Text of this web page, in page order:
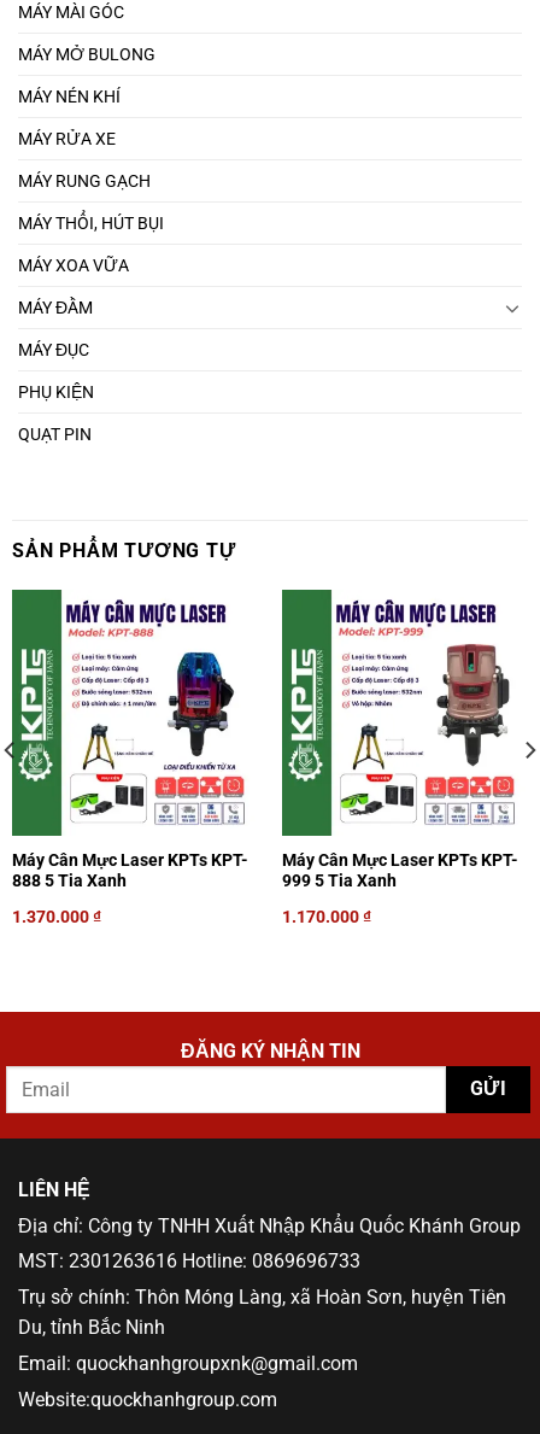
MÁY MÀI GÓC
MÁY MỞ BULONG
MÁY NÉN KHÍ
MÁY RỬA XE
MÁY RUNG GẠCH
MÁY THỔI, HÚT BỤI
MÁY XOA VỮA
MÁY ĐẦM
MÁY ĐỤC
PHỤ KIỆN
QUẠT PIN
SẢN PHẨM TƯƠNG TỰ
Máy Cân Mực Laser KPTs KPT-
888 5 Tia Xanh
1.370.000₫
Máy Cân Mực Laser KPTs KPT-
999 5 Tia Xanh
1.170.000₫
ĐĂNG KÝ NHẬN TIN
LIÊN HỆ
Địa chỉ: Công ty TNHH Xuất Nhập Khẩu Quốc Khánh Group
MST: 2301263616 Hotline: 0869696733
Trụ sở chính: Thôn Móng Làng, xã Hoàn Sơn, huyện Tiên
Du, tỉnh Bắc Ninh
Email: quockhanhgroupxnk@gmail.com
Website:quockhanhgroup.com